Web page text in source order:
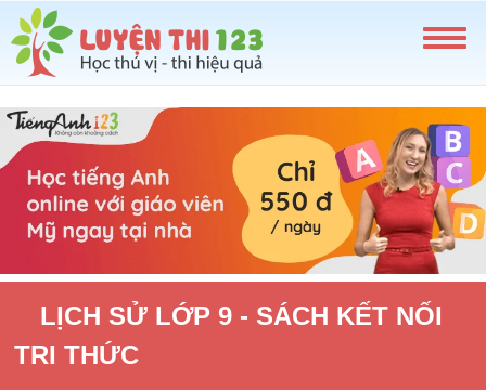
LỊCH SỬ LỚP 9 - SÁCH KẾT NỐI
TRI THỨC